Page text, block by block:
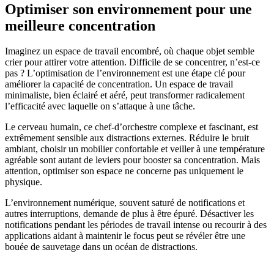
Optimiser son environnement pour une
meilleure concentration
Imaginez un espace de travail encombré, où chaque objet semble
crier pour attirer votre attention. Difficile de se concentrer, n’est-ce
pas ? L’optimisation de l’environnement est une étape clé pour
améliorer la capacité de concentration. Un espace de travail
minimaliste, bien éclairé et aéré, peut transformer radicalement
l’efficacité avec laquelle on s’attaque à une tâche.
Le cerveau humain, ce chef-d’orchestre complexe et fascinant, est
extrêmement sensible aux distractions externes. Réduire le bruit
ambiant, choisir un mobilier confortable et veiller à une température
agréable sont autant de leviers pour booster sa concentration. Mais
attention, optimiser son espace ne concerne pas uniquement le
physique.
L’environnement numérique, souvent saturé de notifications et
autres interruptions, demande de plus à être épuré. Désactiver les
notifications pendant les périodes de travail intense ou recourir à des
applications aidant à maintenir le focus peut se révéler être une
bouée de sauvetage dans un océan de distractions.